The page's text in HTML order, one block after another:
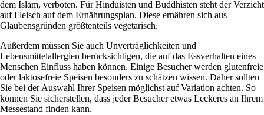
dem Islam, verboten. Für Hinduisten und Buddhisten steht der Verzicht
auf Fleisch auf dem Ernährungsplan. Diese ernähren sich aus
Glaubensgründen größtenteils vegetarisch.
Außerdem müssen Sie auch Unverträglichkeiten und
Lebensmittelallergien berücksichtigen, die auf das Essverhalten eines
Menschen Einfluss haben können. Einige Besucher werden glutenfreie
oder laktosefreie Speisen besonders zu schätzen wissen. Daher sollten
Sie bei der Auswahl Ihrer Speisen möglichst auf Variation achten. So
können Sie sicherstellen, dass jeder Besucher etwas Leckeres an Ihrem
Messestand finden kann.